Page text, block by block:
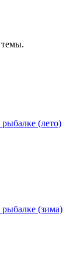
(лето)
(зима)